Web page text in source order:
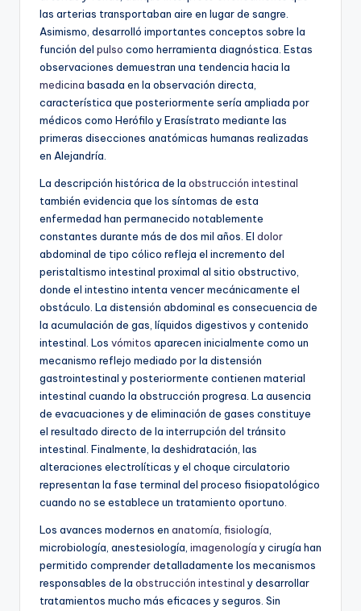
las arterias transportaban aire en lugar de sangre.
Asimismo, desarrolló importantes conceptos sobre la
función del pulso como herramienta diagnóstica. Estas
observaciones demuestran una tendencia hacia la
medicina basada en la observación directa,
característica que posteriormente sería ampliada por
médicos como Herófilo y Erasístrato mediante las
primeras disecciones anatómicas humanas realizadas
en Alejandría.
La descripción histórica de la obstrucción intestinal
también evidencia que los síntomas de esta
enfermedad han permanecido notablemente
constantes durante más de dos mil años. El dolor
abdominal de tipo cólico refleja el incremento del
peristaltismo intestinal proximal al sitio obstructivo,
donde el intestino intenta vencer mecánicamente el
obstáculo. La distensión abdominal es consecuencia de
la acumulación de gas, líquidos digestivos y contenido
intestinal. Los vómitos aparecen inicialmente como un
mecanismo reflejo mediado por la distensión
gastrointestinal y posteriormente contienen material
intestinal cuando la obstrucción progresa. La ausencia
de evacuaciones y de eliminación de gases constituye
el resultado directo de la interrupción del tránsito
intestinal. Finalmente, la deshidratación, las
alteraciones electrolíticas y el choque circulatorio
representan la fase terminal del proceso fisiopatológico
cuando no se establece un tratamiento oportuno.
Los avances modernos en anatomía fisiología
microbiología, anestesiología, imagenología y cirugía han
permitido comprender detalladamente los mecanismos
responsables de la obstrucción intestinal y desarrollar
tratamientos mucho más eficaces y seguros. Sin